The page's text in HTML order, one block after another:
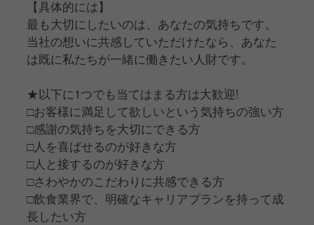
【具体的には】
最も大切にしたいのは、あなたの気持ちです。
当社の想いに共感していただけたなら、あなた
は既に私たちが一緒に働きたい人財です。
★以下に1つでも当てはまる方は大歓迎!
□お客様に満足して欲しいという気持ちの強い方
□感謝の気持ちを大切にできる方
□人を喜ばせるのが好きな方
□人と接するのが好きな方
□さわやかのこだわりに共感できる方
□飲食業界で、明確なキャリアプランを持って成
長したい方